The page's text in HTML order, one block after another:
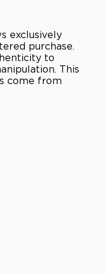
exclusively
purchase.
to
This
come from